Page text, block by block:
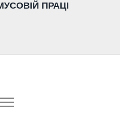
ПРАЦІ